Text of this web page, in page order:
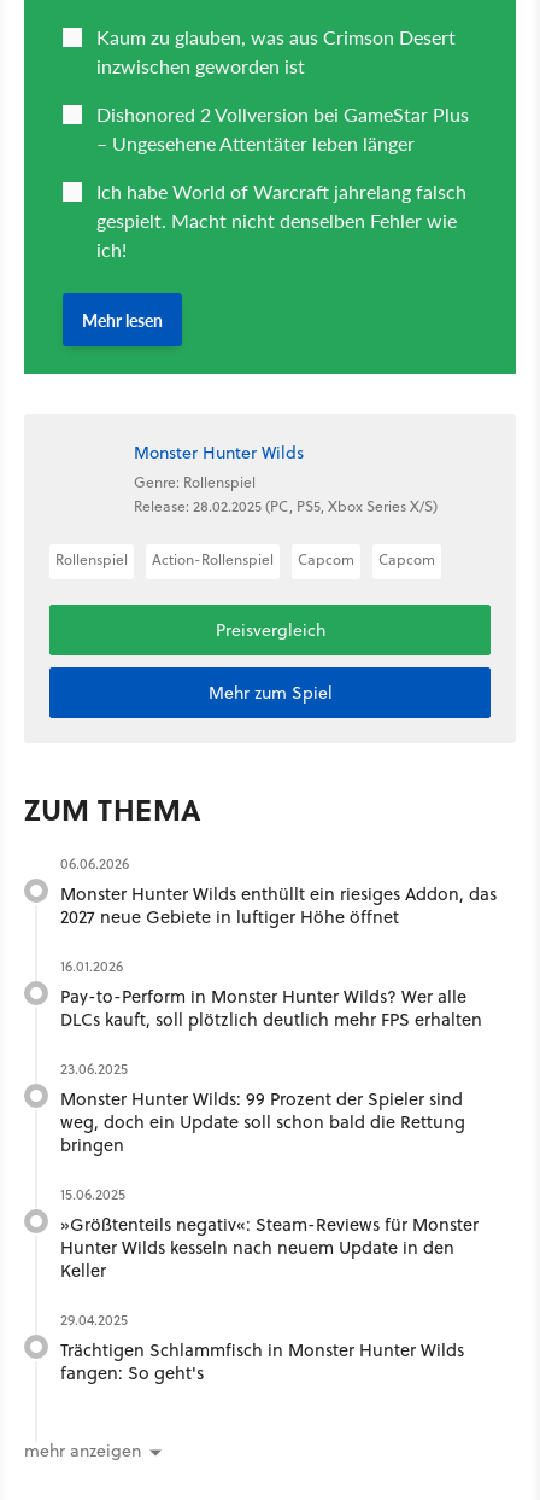
Monster Hunter Wilds
Genre: Rollenspiel
Release: 28.02.2025 (PC, PS5, Xbox Series X/S)
Rollenspiel Action-Rollenspiel Capcom Capcom
Preisvergleich
Mehr zum Spiel
ZUM THEMA
06.06.2026
Monster Hunter Wilds enthüllt ein riesiges Addon, das
2027 neue Gebiete in luftiger Höhe öffnet
16.01.2026
Pay-to-Perform in Monster Hunter Wilds? Wer alle
DLCs kauft, soll plötzlich deutlich mehr FPS erhalten
23.06.2025
Monster Hunter Wilds: 99 Prozent der Spieler sind
weg, doch ein Update soll schon bald die Rettung
bringen
15.06.2025
»Größtenteils negativ«: Steam-Reviews für Monster
Hunter Wilds kesseln nach neuem Update in den
Keller
29.04.2025
Trächtigen Schlammfisch in Monster Hunter Wilds
fangen: So geht's
mehr anzeigen